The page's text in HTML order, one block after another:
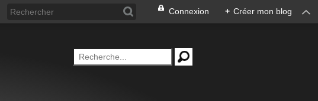
Connexion + Créer mon blog